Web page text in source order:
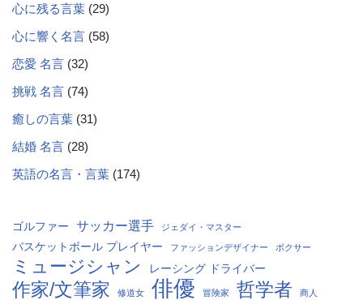
心に残る言葉 (29)
心に響く名言 (58)
恋愛 名言 (32)
挑戦 名言 (74)
癒しの言葉 (31)
結婚 名言 (28)
英語の名言・言葉 (174)
ゴルファー サッカー選手 ジェダイ・マスター
バスケットボール プレイヤー ファッションデザイナー ボクサー
ミュージシャン レーシング ドライバー
作家/文筆家 修道女 俳優 冒険家 哲学者 商人